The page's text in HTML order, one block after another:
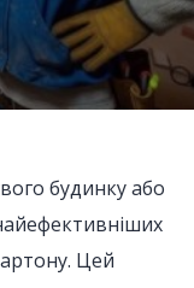
будинку або
Цей